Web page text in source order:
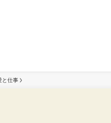
と仕事